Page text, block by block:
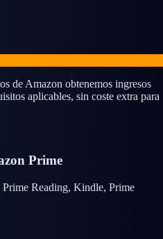
de Amazon obtenemos ingresos
aplicables, sin coste extra para
Prime
Reading, Kindle, Prime